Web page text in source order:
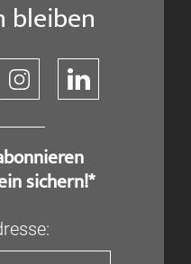
bleiben
sichern!*